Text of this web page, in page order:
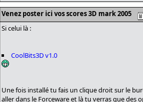
Venez poster ici vos scores 3D mark 2005
Si celui là :
CoolBits3D v1.0
Une fois installé tu fais un clique droit sur le
aller dans le Forceware et là tu verras que des